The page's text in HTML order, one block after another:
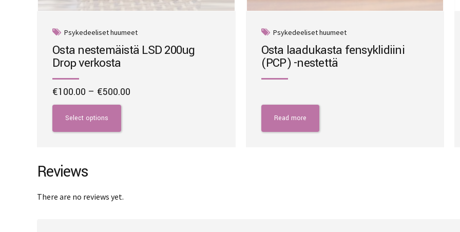
Psykedeeliset huumeet
Osta nestemäistä LSD 200ug
Drop verkosta
€100.00 – €500.00
Select options
This
product
has
The
options
be
Psykedeeliset huumeet
Osta laadukasta fensyklidiini
(PCP) -nestettä
Read more
Reviews
There are no reviews yet.